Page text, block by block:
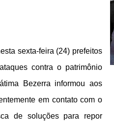
sexta-feira (24) prefeitos
contra o patrimônio
Bezerra informou aos
em contato com o
de soluções para repor